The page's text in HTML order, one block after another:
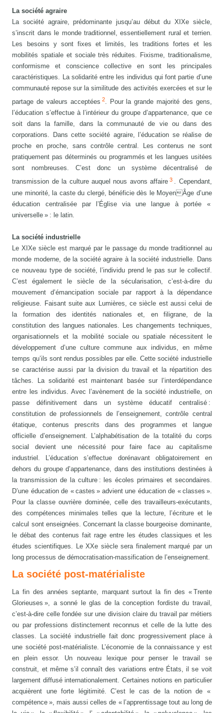
La société agraire
La société agraire, prédominante jusqu’au début du XIXe siècle,
s’inscrit dans le monde traditionnel, essentiellement rural et terrien.
Les besoins y sont fixes et limités, les traditions fortes et les
mobilités spatiale et sociale très réduites. Fixisme, traditionalisme,
conformisme et conscience collective en sont les principales
caractéristiques. La solidarité entre les individus qui font partie d’une
communauté repose sur la similitude des activités exercées et sur le
partage de valeurs acceptées 2. Pour la grande majorité des gens,
l’éducation s’effectue à l’intérieur du groupe d’appartenance, que ce
soit dans la famille, dans la communauté de vie ou dans des
corporations. Dans cette société agraire, l’éducation se réalise de
proche en proche, sans contrôle central. Les contenus ne sont
pratiquement pas déterminés ou programmés et les langues usitées
sont nombreuses. C’est donc un système décentralisé de
transmission de la culture auquel nous avons affaire3 . Cependant,
une minorité, la caste du clergé, bénéficie dès le MoyenÂge d’une
éducation centralisée par l’Église via une langue à portée «
universelle » : le latin.
La société industrielle
Le XIXe siècle est marqué par le passage du monde traditionnel au
monde moderne, de la société agraire à la société industrielle. Dans
ce nouveau type de société, l’individu prend le pas sur le collectif.
C’est également le siècle de la sécularisation, c’est-à-dire du
mouvement d’émancipation sociale par rapport à la dépendance
religieuse. Faisant suite aux Lumières, ce siècle est aussi celui de
la formation des identités nationales et, en filigrane, de la
constitution des langues nationales. Les changements techniques,
organisationnels et la mobilité sociale ou spatiale nécessitent le
développement d’une culture commune aux individus, en même
temps qu’ils sont rendus possibles par elle. Cette société industrielle
se caractérise aussi par la division du travail et la répartition des
tâches. La solidarité est maintenant basée sur l’interdépendance
entre les individus. Avec l’avènement de la société industrielle, on
passe définitivement dans un système éducatif centralisé :
constitution de professionnels de l’enseignement, contrôle central
étatique, contenus prescrits dans des programmes et langue
officielle d’enseignement. L’alphabétisation de la totalité du corps
social devient une nécessité pour faire face au capitalisme
industriel. L’éducation s’effectue dorénavant obligatoirement en
dehors du groupe d’appartenance, dans des institutions destinées à
la transmission de la culture : les écoles primaires et secondaires.
D’une éducation de « castes » advient une éducation de « classes ».
Pour la classe ouvrière dominée, celle des travailleurs-exécutants,
des compétences minimales telles que la lecture, l’écriture et le
calcul sont enseignées. Concernant la classe bourgeoise dominante,
le débat des contenus fait rage entre les études classiques et les
études scientifiques. Le XXe siècle sera finalement marqué par un
long processus de démocratisation-massification de l’enseignement.
La société post-matérialiste
La fin des années septante, marquant surtout la fin des « Trente
Glorieuses », a sonné le glas de la conception fordiste du travail,
c’est-à-dire celle fondée sur une division claire du travail par métiers
ou par professions distinctement reconnus et celle de la lutte des
classes. La société industrielle fait donc progressivement place à
une société post-matérialiste. L’économie de la connaissance y est
en plein essor. Un nouveau lexique pour penser le travail se
construit, et même s’il connaît des variations entre États, il se voit
largement diffusé internationalement. Certaines notions en particulier
acquièrent une forte légitimité. C’est le cas de la notion de «
compétence », mais aussi celles de « l’apprentissage tout au long de